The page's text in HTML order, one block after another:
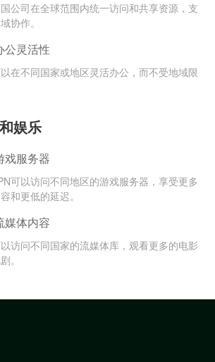
公司在全球范围内统一访问和共享资源，支
协作。
公灵活性
在不同国家或地区灵活办公，而不受地域限
娱乐
戏服务器
可以访问不同地区的游戏服务器，享受更多
和更低的延迟。
媒体内容
访问不同国家的流媒体库，观看更多的电影
。